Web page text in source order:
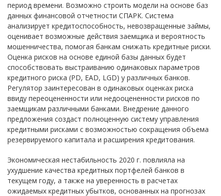
период времени. Возможно строить модели на основе баз
данных финансовой отчетности СПАРК. Система
анализирует кредитоспособность, невозвращенные займы,
оценивает возможные действия заемщика и вероятность
мошенничества, помогая банкам снижать кредитные риски.
Оценка рисков на основе единой базы данных будет
способствовать выстраиванию одинаковых параметров
кредитного риска (PD, EAD, LGD) у различных банков.
Регулятор заинтересован в одинаковых оценках риска
ввиду переоцененности или недооцененности рисков по
заемщикам различными банками. Внедрение данного
предложения создаст полноценную систему управления
кредитными рисками с возможностью сокращения объема
резервируемого капитала и расширения кредитования.
Экономическая нестабильность 2020 г. повлияла на
ухудшение качества кредитных портфелей банков в
текущем году, а также на уверенность в расчетах
ожидаемых кредитных убытков, основанных на прогнозах